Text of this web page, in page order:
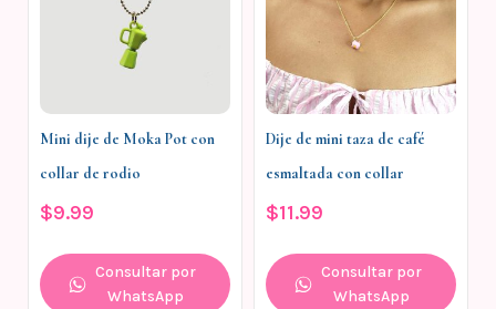
Mini dije de Moka Pot con
collar de rodio
$9.99
Consultar por
WhatsApp
Dije de mini taza de café
esmaltada con collar
$11.99
Consultar por
WhatsApp